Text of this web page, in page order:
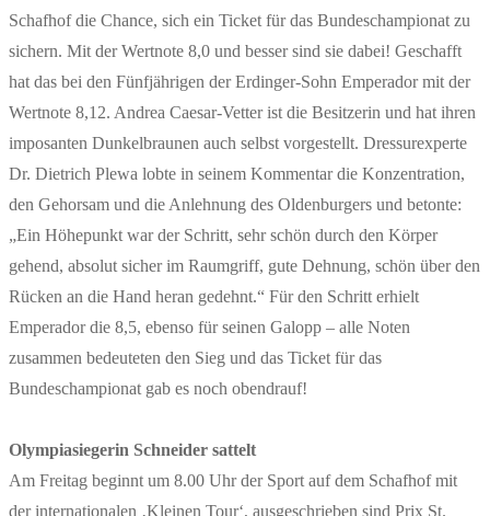
Schafhof die Chance, sich ein Ticket für das Bundeschampionat zu
sichern. Mit der Wertnote 8,0 und besser sind sie dabei! Geschafft
hat das bei den Fünfjährigen der Erdinger-Sohn Emperador mit der
Wertnote 8,12. Andrea Caesar-Vetter ist die Besitzerin und hat ihren
imposanten Dunkelbraunen auch selbst vorgestellt. Dressurexperte
Dr. Dietrich Plewa lobte in seinem Kommentar die Konzentration,
den Gehorsam und die Anlehnung des Oldenburgers und betonte:
„Ein Höhepunkt war der Schritt, sehr schön durch den Körper
gehend, absolut sicher im Raumgriff, gute Dehnung, schön über den
Rücken an die Hand heran gedehnt.“ Für den Schritt erhielt
Emperador die 8,5, ebenso für seinen Galopp – alle Noten
zusammen bedeuteten den Sieg und das Ticket für das
Bundeschampionat gab es noch obendrauf!
Olympiasiegerin Schneider sattelt
Am Freitag beginnt um 8.00 Uhr der Sport auf dem Schafhof mit
der internationalen ‚Kleinen Tour‘, ausgeschrieben sind Prix St.